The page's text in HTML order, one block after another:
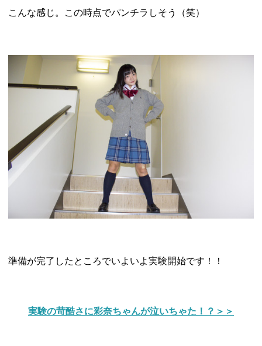
こんな感じ。この時点でパンチラしそう（笑）
準備が完了したところでいよいよ実験開始です！！
実験の苛酷さに彩奈ちゃんが泣いちゃた！？＞＞